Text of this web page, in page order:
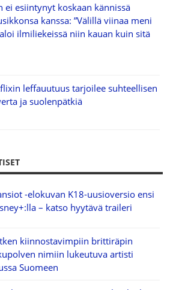
ei esiintynyt koskaan kännissä
kanssa: ”Välillä viinaa meni
ilmiliekeissä niin kauan kuin sitä
leffauutuus tarjoilee suhteellisen
ja suolenpätkiä
-elokuvan K18-uusioversio ensi
– katso hyytävä traileri
kiinnostavimpiin brittiräpin
nimiin lukeutuva artisti
Suomeen